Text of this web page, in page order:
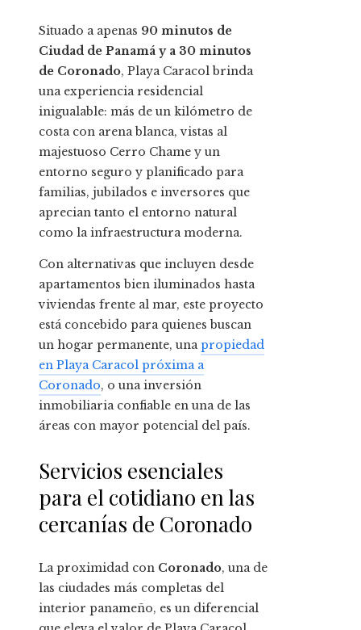
Situado a apenas 90 minutos de
Ciudad de Panamá y a 30 minutos
de Coronado, Playa Caracol brinda
una experiencia residencial
inigualable: más de un kilómetro de
costa con arena blanca, vistas al
majestuoso Cerro Chame y un
entorno seguro y planificado para
familias, jubilados e inversores que
aprecian tanto el entorno natural
como la infraestructura moderna.
Con alternativas que incluyen desde
apartamentos bien iluminados hasta
viviendas frente al mar, este proyecto
está concebido para quienes buscan
un hogar permanente, unapropiedad
en Playa Caracol próxima a
Coronado, o una inversión
inmobiliaria confiable en una de las
áreas con mayor potencial del país.
Servicios esenciales
para el cotidiano en las
cercanías de Coronado
La proximidad con Coronado, una de
las ciudades más completas del
interior panameño, es un diferencial